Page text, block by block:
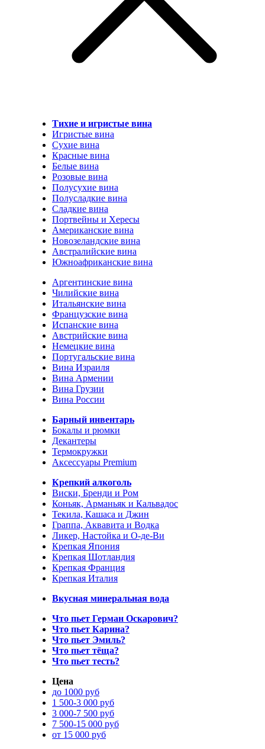
Тихие и игристые вина
Игристые вина
Сухие вина
Красные вина
Белые вина
Розовые вина
Полусухие вина
Полусладкие вина
Сладкие вина
Портвейны и Хересы
Американские вина
Новозеландские вина
Австралийские вина
Южноафриканские вина
Аргентинские вина
Чилийские вина
Итальянские вина
Французские вина
Испанские вина
Австрийские вина
Немецкие вина
Португальские вина
Вина Израиля
Вина Армении
Вина Грузии
Вина России
Барный инвентарь
Бокалы и рюмки
Декантеры
Термокружки
Аксессуары Premium
Крепкий алкоголь
Виски, Бренди и Ром
Коньяк, Арманьяк и Кальвадос
Текила, Кашаса и Джин
Граппа, Аквавита и Водка
Ликер, Настойка и О-де-Ви
Крепкая Япония
Крепкая Шотландия
Крепкая Франция
Крепкая Италия
Вкусная минеральная вода
Что пьет Герман Оскарович?
Что пьет Карина?
Что пьет Эмиль?
Что пьет тёща?
Что пьет тесть?
Цена
до 1000 руб
1 500-3 000 руб
3 000-7 500 руб
7 500-15 000 руб
от 15 000 руб